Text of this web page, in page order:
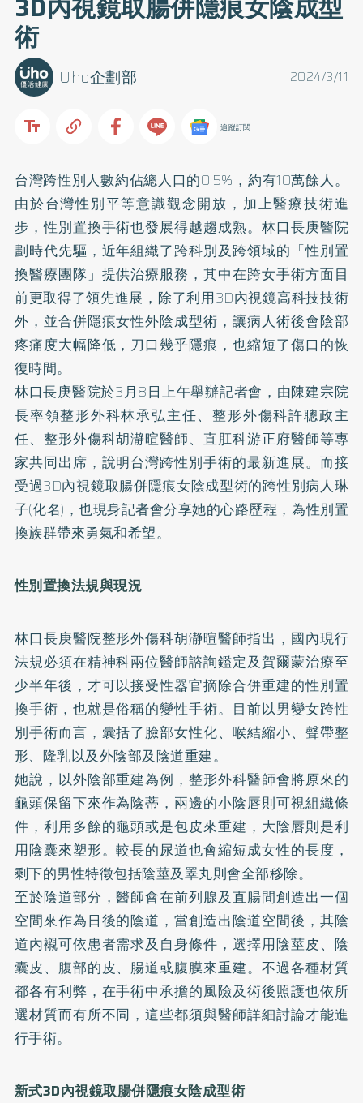
術
2024/3/11
Uho企劃部
追蹤訂閱
台灣跨性別人數約佔總人口的0.5%，約有10萬餘人。
由於台灣性別平等意識觀念開放，加上醫療技術進
步，性別置換手術也發展得越趨成熟。林口長庚醫院
劃時代先驅，近年組織了跨科別及跨領域的「性別置
換醫療團隊」提供治療服務，其中在跨女手術方面目
前更取得了領先進展，除了利用3D內視鏡高科技技術
外，並合併隱痕女性外陰成型術，讓病人術後會陰部
疼痛度大幅降低，刀口幾乎隱痕，也縮短了傷口的恢
復時間。
林口長庚醫院於3月8日上午舉辦記者會，由陳建宗院
長率領整形外科林承弘主任、整形外傷科許聰政主
任、整形外傷科胡瀞暄醫師、直肛科游正府醫師等專
家共同出席，說明台灣跨性別手術的最新進展。而接
受過3D內視鏡取腸併隱痕女陰成型術的跨性別病人琳
子(化名)，也現身記者會分享她的心路歷程，為性別置
換族群帶來勇氣和希望。
性別置換法規與現況
林口長庚醫院整形外傷科胡瀞暄醫師指出，國內現行
法規必須在精神科兩位醫師諮詢鑑定及賀爾蒙治療至
少半年後，才可以接受性器官摘除合併重建的性別置
換手術，也就是俗稱的變性手術。目前以男變女跨性
別手術而言，囊括了臉部女性化、喉結縮小、聲帶整
形、隆乳以及外陰部及陰道重建。
她說，以外陰部重建為例，整形外科醫師會將原來的
龜頭保留下來作為陰蒂，兩邊的小陰唇則可視組織條
件，利用多餘的龜頭或是包皮來重建，大陰唇則是利
用陰囊來塑形。較長的尿道也會縮短成女性的長度，
剩下的男性特徵包括陰莖及睪丸則會全部移除。
至於陰道部分，醫師會在前列腺及直腸間創造出一個
空間來作為日後的陰道，當創造出陰道空間後，其陰
道內襯可依患者需求及自身條件，選擇用陰莖皮、陰
囊皮、腹部的皮、腸道或腹膜來重建。不過各種材質
都各有利弊，在手術中承擔的風險及術後照護也依所
選材質而有所不同，這些都須與醫師詳細討論才能進
行手術。
新式3D內視鏡取腸併隱痕女陰成型術